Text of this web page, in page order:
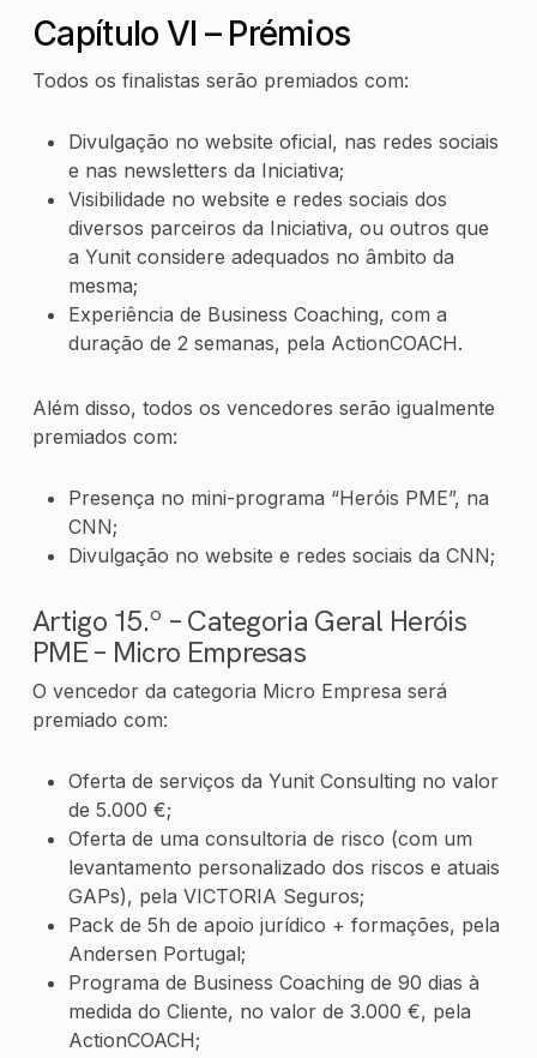
Capítulo VI – Prémios
Todos os finalistas serão premiados com:
Divulgação no website oficial, nas redes sociais
e nas newsletters da Iniciativa;
Visibilidade no website e redes sociais dos
diversos parceiros da Iniciativa, ou outros que
a Yunit considere adequados no âmbito da
mesma;
Experiência de Business Coaching, com a
duração de 2 semanas, pela ActionCOACH.
Além disso, todos os vencedores serão igualmente
premiados com:
Presença no mini-programa “Heróis PME”, na
CNN;
Divulgação no website e redes sociais da CNN;
Artigo 15.º – Categoria Geral Heróis
PME – Micro Empresas
O vencedor da categoria Micro Empresa será
premiado com:
Oferta de serviços da Yunit Consulting no valor
de 5.000 €;
Oferta de uma consultoria de risco (com um
levantamento personalizado dos riscos e atuais
GAPs), pela VICTORIA Seguros;
Pack de 5h de apoio jurídico + formações, pela
Andersen Portugal;
Programa de Business Coaching de 90 dias à
medida do Cliente, no valor de 3.000 €, pela
ActionCOACH;